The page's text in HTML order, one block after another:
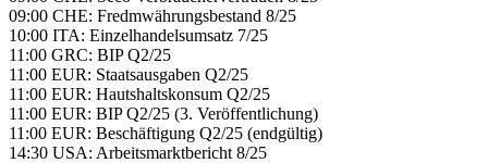
09:00 CHE: Fredmwährungsbestand 8/25
10:00 ITA: Einzelhandelsumsatz 7/25
11:00 GRC: BIP Q2/25
11:00 EUR: Staatsausgaben Q2/25
11:00 EUR: Hautshaltskonsum Q2/25
11:00 EUR: BIP Q2/25 (3. Veröffentlichung)
11:00 EUR: Beschäftigung Q2/25 (endgültig)
14:30 USA: Arbeitsmarktbericht 8/25